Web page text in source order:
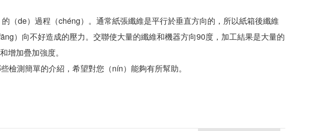
de）過程（chéng）。通常紙張纖維是平行於垂直方向的，所以紙箱後纖維
）向不好造成的壓力。交聯使大量的纖維和機器方向90度，加工結果是大量的
增加疊加強度。
測簡單的介紹，希望對您（nín）能夠有所幫助。